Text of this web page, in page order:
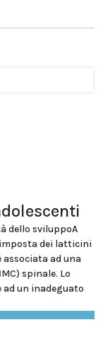
dello sviluppoA
dei latticini
ad una
spinale. Lo
un inadeguato